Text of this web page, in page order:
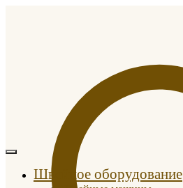
Швейное оборудование